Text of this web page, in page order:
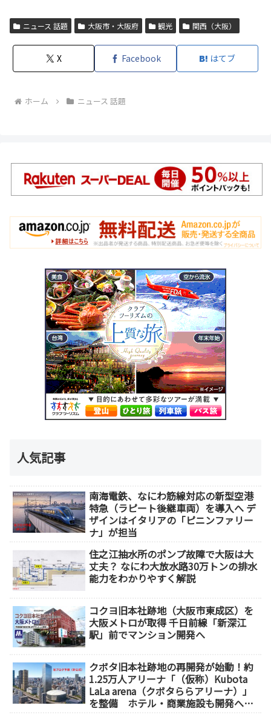
ニュース 話題 大阪市・大阪府 観光 関西（大阪）
X Facebook はてブ
ホーム ニュース 話題
人気記事
南海電鉄、なにわ筋線対応の新型空港
特急（ラピート後継車両）を導入へ デ
ザインはイタリアの「ピニンファリー
ナ」が担当
住之江抽水所のポンプ故障で大阪は大
丈夫？ なにわ大放水路30万トンの排水
能力をわかりやすく解説
コクヨ旧本社跡地（大阪市東成区）を
大阪メトロが取得 千日前線「新深江
駅」前でマンション開発へ
クボタ旧本社跡地の再開発が始動！約
1.25万人アリーナ「（仮称）Kubota
LaLa arena（クボタららアリーナ）」
を整備 ホテル・商業施設も開発へ